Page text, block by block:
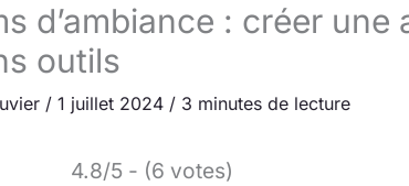
d’ambiance : créer
outils
/ 1 juillet 2024 / 3 minutes de lecture
4.8/5 - (6 votes)